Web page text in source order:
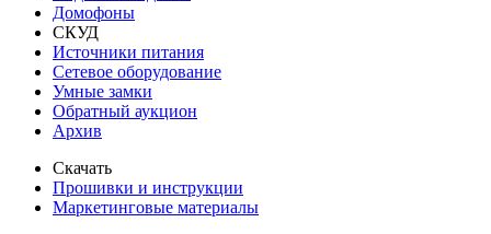
Домофоны
СКУД
Источники питания
Сетевое оборудование
Умные замки
Обратный аукцион
Архив
Скачать
Прошивки и инструкции
Маркетинговые материалы